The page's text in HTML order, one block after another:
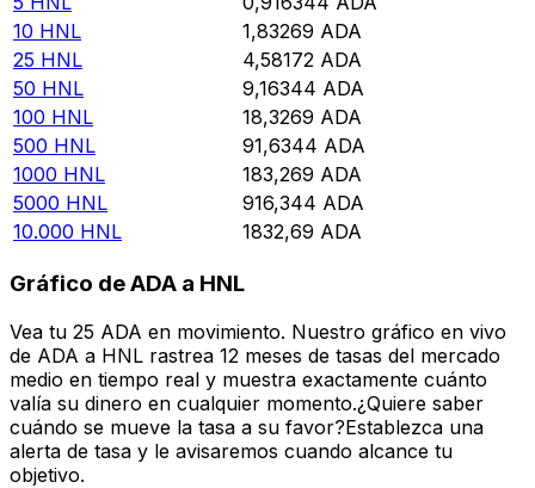
10 HNL 1,83269 ADA
25 HNL 4,58172 ADA
50 HNL 9,16344 ADA
100 HNL 18,3269 ADA
500 HNL 91,6344 ADA
1000 HNL 183,269 ADA
5000 HNL 916,344 ADA
10.000 HNL 1832,69 ADA
Gráfico de ADA a HNL
Vea tu 25 ADA en movimiento. Nuestro gráfico en vivo
de ADA a HNL rastrea 12 meses de tasas del mercado
medio en tiempo real y muestra exactamente cuánto
valía su dinero en cualquier momento.¿Quiere saber
cuándo se mueve la tasa a su favor?Establezca una
alerta de tasa y le avisaremos cuando alcance tu
objetivo.